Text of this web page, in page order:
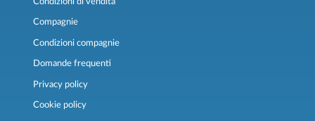
Compagnie
Condizioni compagnie
Domande frequenti
Privacy policy
Cookie policy